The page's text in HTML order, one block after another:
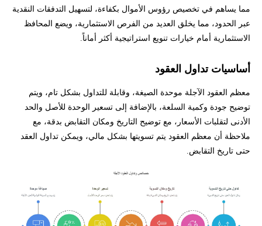
مما يساهم في تخصيص رؤوس الأموال بكفاءة، لتسهيل التدفقات النقدية
عبر الحدود، مما يخلق العديد من الفرص الاستثمارية، ويضع المحافظ
الاستثمارية أمام خيارات تنويع استراتيجية أكثر أماناً.
أساسيات تداول العقود
معظم العقود الآجلة موحدة الصيغة، وقابلة للتداول بشكل تام، ويتم
توضيح جودة وكمية السلعة، بالإضافة إلى تسعير الوحدة للأصل والحد
الأدنى لتقلبات الأسعار، مع توضيح التاريخ ومكان التقابض بدقة، مع
ملاحظة أن معظم العقود يتم تسويتها بشكل مالي، ويمكن تداول العقد
حتى تاريخ التقابض.